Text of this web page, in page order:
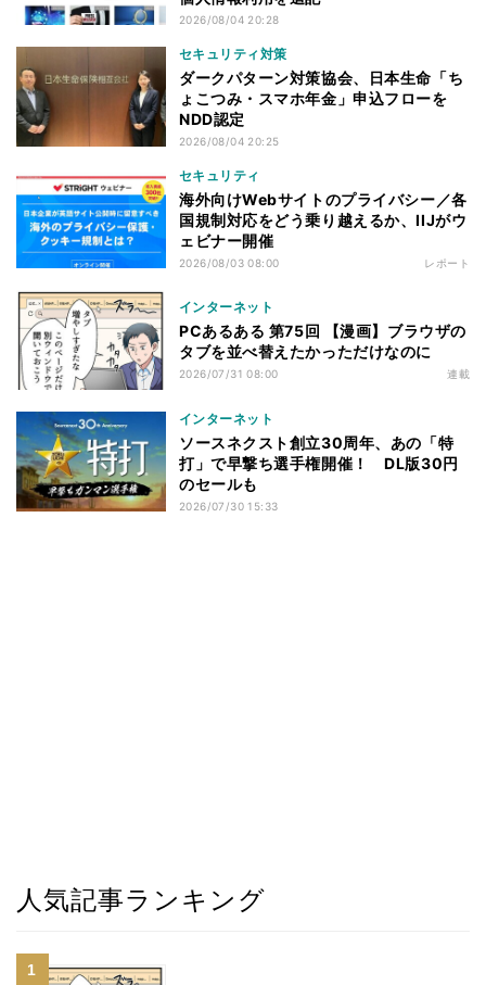
2026/08/04 20:28
セキュリティ対策
ダークパターン対策協会、日本生命「ち
ょこつみ・スマホ年金」申込フローを
NDD認定
2026/08/04 20:25
セキュリティ
海外向けWebサイトのプライバシー／各
国規制対応をどう乗り越えるか、IIJがウ
ェビナー開催
2026/08/03 08:00 レポート
インターネット
PCあるある 第75回 【漫画】ブラウザの
タブを並べ替えたかっただけなのに
2026/07/31 08:00 連載
インターネット
ソースネクスト創立30周年、あの「特
打」で早撃ち選手権開催！ DL版30円
のセールも
2026/07/30 15:33
人気記事ランキング